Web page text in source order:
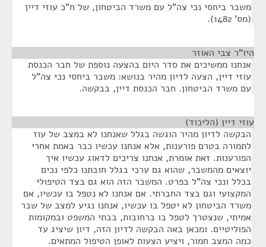
משבר ביחסי נכי צה"ל עם משרד הביטחון, של ח"כ עוזי דיין
(מס' 1482).
היו"ר צבי האוזר
אנחנו ממשיכים את סדר היום בהצעה נוספת של חבר הכנסת
עוזי דיין, הצעה לדיון מהיר בנושא: משבר ביחסי נכי צה"ל
עם משרד הביטחון. חבר הכנסת דיין, בבקשה.
עוזי דיין (הליכוד)
הבקשה לדיון מהיר הוגשה בגלל שאנחנו לא במצב של עוז
לתמורה בטרם פורענות, אלא אנחנו עכשיו כבר באמת אחרי
הפורענות. זאת אומרת, אנחנו צריכים לדאוג עכשיו איך
יוצאים מהמשבר, שהוא גם ערכי בגלל חובתנו כלפי נכים
בכלל ונכי צה"ל בפרט. המשבר הזה הוא גם בצד הטיפולי
המקצועי וגם בצד החברתי. אם אנחנו לא נטפל בו עכשיו, אם
משרד הביטחון לא יטפל בו עכשיו, אנחנו נגיע למצב של שבר
אמיתי, שנצטרך לטפל בו ברחובות, בבתי המשפט ובמקומות
הפוליטיים. ומכאן באה הבקשה לדיון הזה, דיון שיציג עד
כמה המצב חמור, ויציע הצעות לאופן הטיפול המתאים.